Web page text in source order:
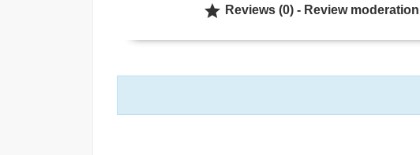
 Reviews (0) - Review moderation